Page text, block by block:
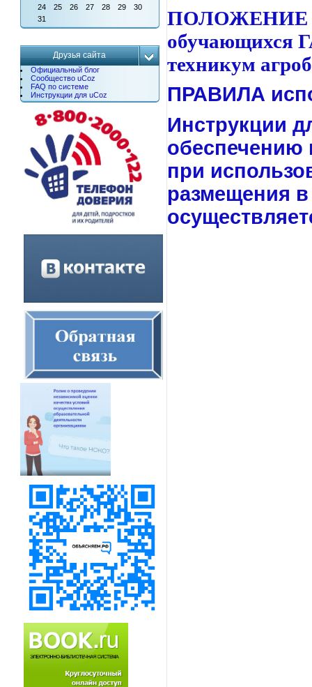
24
25 26 27 28 29
30
31
Друзья сайта
Официальный блог
Сообщество uCoz
FAQ по системе
Инструкции для uCoz
обучающихся
техникум
ПРАВИЛА
Инструкции
обеспечению
при
размещения